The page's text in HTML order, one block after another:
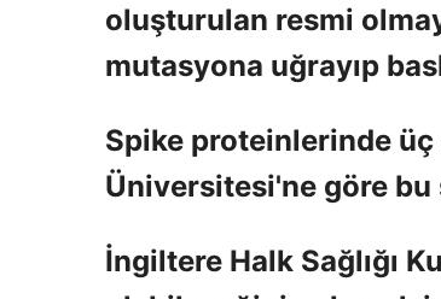
oluşturulan resmi
mutasyona uğrayıp
Spike proteinlerinde
Üniversitesi'ne göre
İngiltere Halk Sağlığı